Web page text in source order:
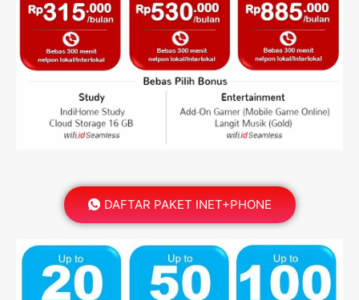
DAFTAR PAKET INET+PHONE